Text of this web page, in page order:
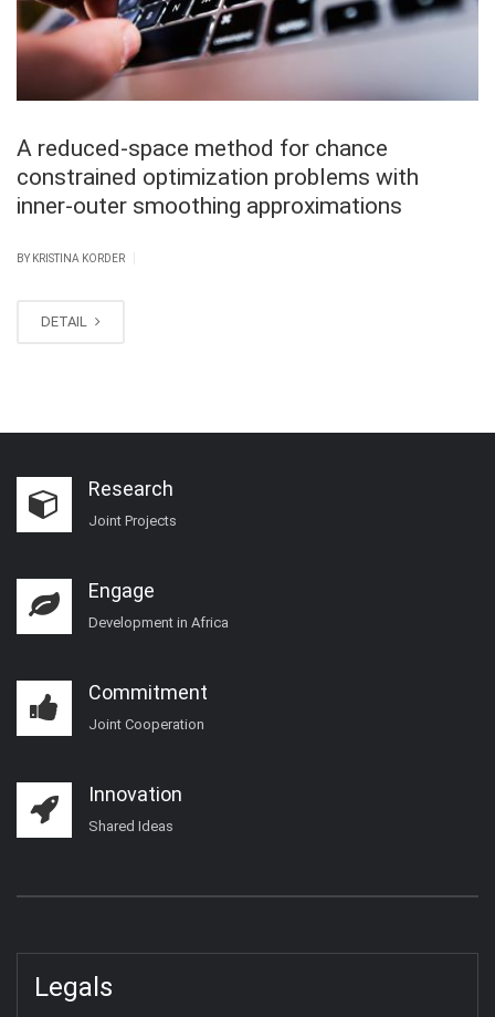
A reduced-space method for chance
constrained optimization problems with
inner-outer smoothing approximations
BY KRISTINA KORDER
DETAIL
Research
Joint Projects
Engage
Development in Africa
Commitment
Joint Cooperation
Innovation
Shared Ideas
Legals